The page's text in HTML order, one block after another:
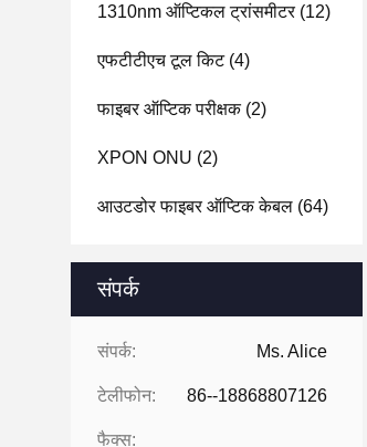
1310nm ऑप्टिकल ट्रांसमीटर(12)
एफटीटीएच टूल किट(4)
फाइबर ऑप्टिक परीक्षक(2)
XPON ONU (2)
आउटडोर फाइबर ऑप्टिक केबल (64)
संपर्क
संपर्क: Ms. Alice
टेलीफोन: 86--18868807126
फैक्स: